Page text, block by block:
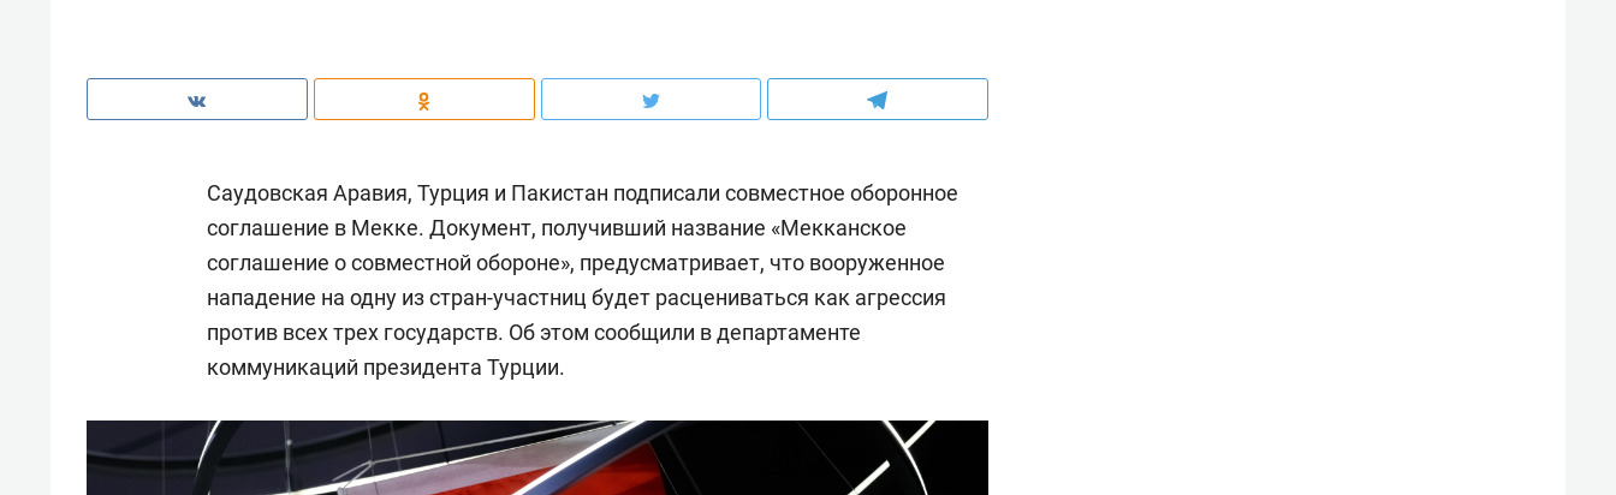
Саудовская Аравия, Турция и Пакистан подписали совместное оборонное
соглашение в Мекке. Документ, получивший название «Мекканское
соглашение о совместной обороне», предусматривает, что вооруженное
нападение на одну из стран-участниц будет расцениваться как агрессия
против всех трех государств. Об этом сообщили в департаменте
коммуникаций президента Турции.